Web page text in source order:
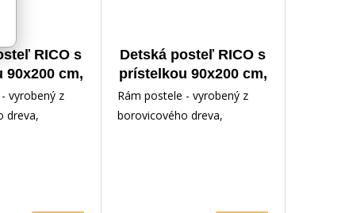
RICO s
90x200 cm,
Grafit
vyrobený z
dreva,
Detská posteľ RICO s
prístelkou 90x200 cm,
s matracami,
Grafit/Modrá
Rám postele - vyrobený z
borovicového dreva,